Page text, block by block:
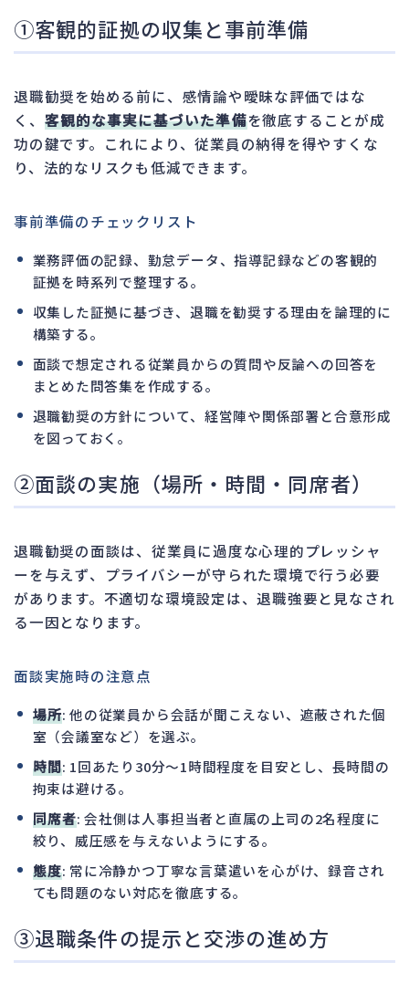
①客観的証拠の収集と事前準備
退職勧奨を始める前に、感情論や曖昧な評価ではな
く、 客観的な事実に基づいた準備を徹底することが成
功の鍵です。これにより、従業員の納得を得やすくな
り、法的なリスクも低減できます。
事前準備のチェックリスト
業務評価の記録、勤怠データ、指導記録などの客観的
証拠を時系列で整理する。
収集した証拠に基づき、退職を勧奨する理由を論理的に
構築する。
面談で想定される従業員からの質問や反論への回答を
まとめた問答集を作成する。
退職勧奨の方針について、経営陣や関係部署と合意形成
を図っておく。
②面談の実施（場所・時間・同席者）
退職勧奨の面談は、従業員に過度な心理的プレッシャ
ーを与えず、プライバシーが守られた環境で行う必要
があります。不適切な環境設定は、退職強要と見なされ
る一因となります。
面談実施時の注意点
場所: 他の従業員から会話が聞こえない、遮蔽された個
室（会議室など）を選ぶ。
時間: 1回あたり30分～1時間程度を目安とし、長時間の
拘束は避ける。
同席者: 会社側は人事担当者と直属の上司の2名程度に
絞り、威圧感を与えないようにする。
態度: 常に冷静かつ丁寧な言葉遣いを心がけ、録音され
ても問題のない対応を徹底する。
③退職条件の提示と交渉の進め方